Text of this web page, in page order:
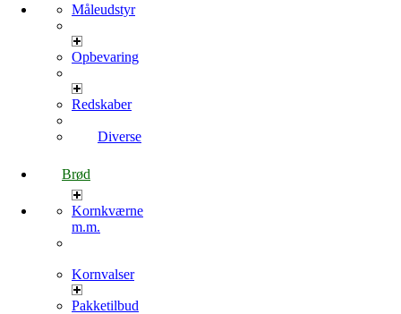
Måleudstyr
Opbevaring
Redskaber
Diverse
Brød
Kornkværne
m.m.
Kornvalser
Pakketilbud